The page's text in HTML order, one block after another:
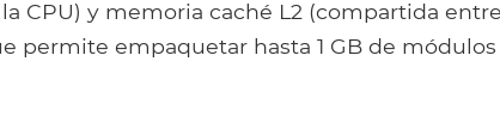
CPU) y memoria caché L2 (compartida
permite empaquetar hasta 1 GB de